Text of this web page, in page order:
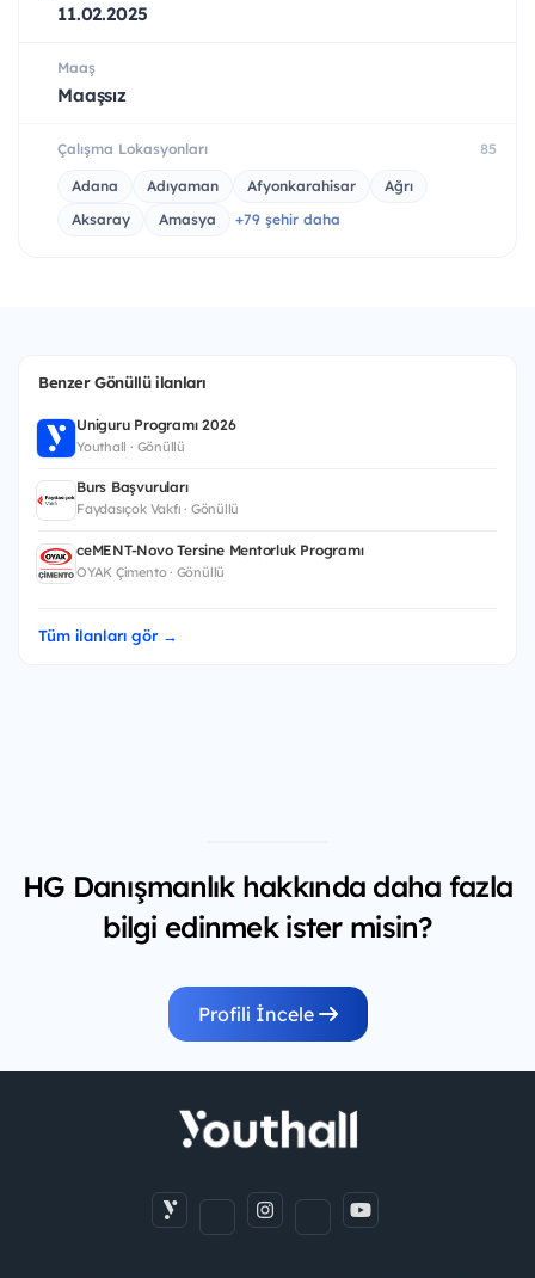
11.02.2025
Maaş
Maaşsız
Çalışma Lokasyonları 85
Adana Adıyaman Afyonkarahisar
Ağrı
Aksaray
Amasya +79 şehir daha
Benzer Gönüllü ilanları
Uniguru Programı 2026
Youthall · Gönüllü
Burs Başvuruları
Faydasıçok Vakfı · Gönüllü
ceMENT-Novo Tersine Mentorluk Programı
OYAK Çimento · Gönüllü
Tüm ilanları gör →
HG Danışmanlık hakkında daha fazla
bilgi edinmek ister misin?
Profili İncele